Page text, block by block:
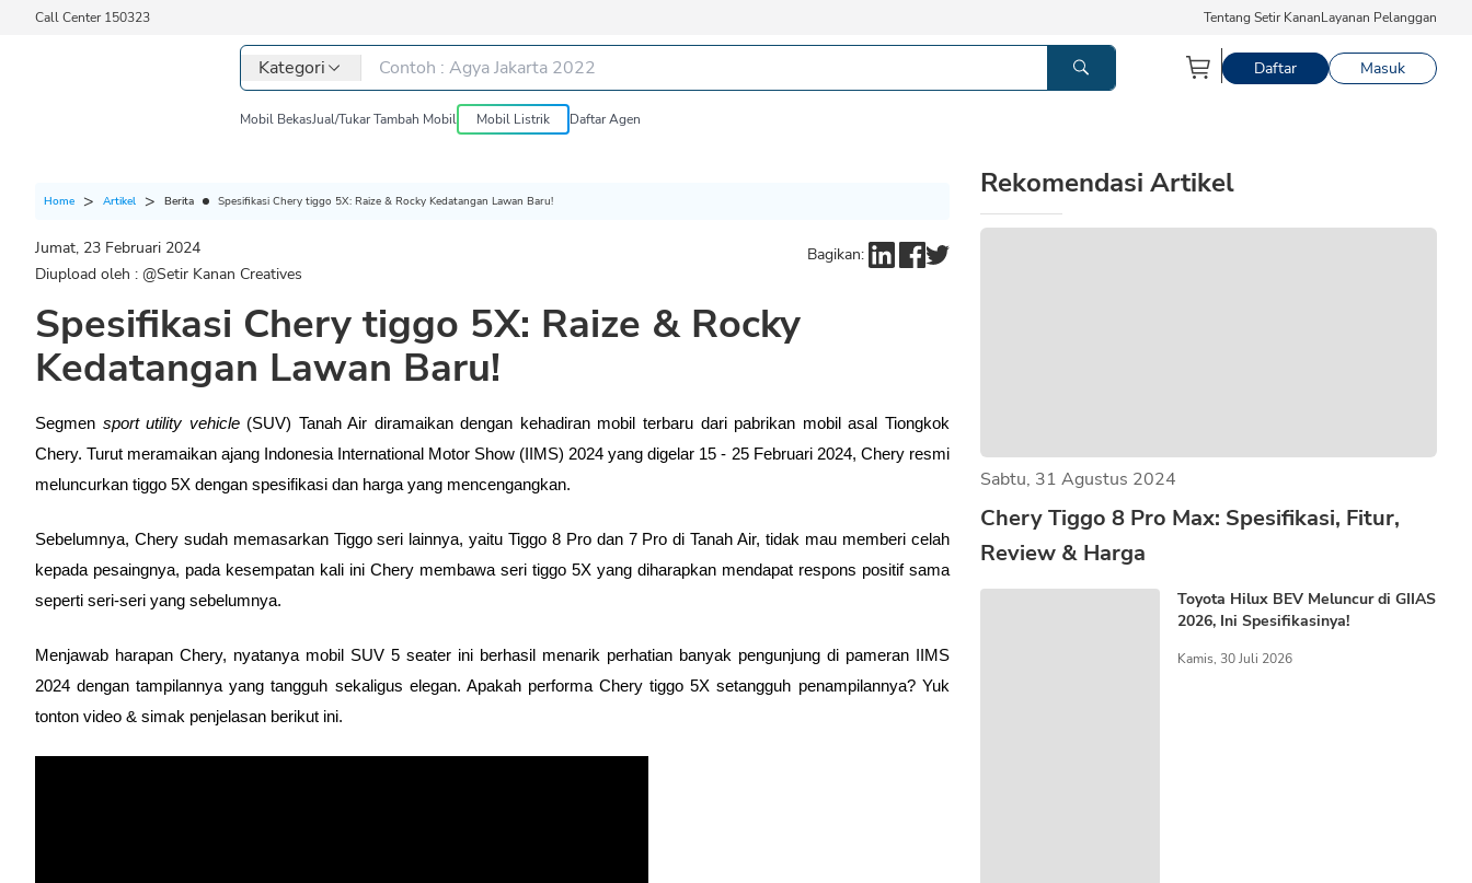
Call Center 150323 Tentang Setir KananLayanan Pelanggan
Kategori Daftar Masuk
Mobil BekasJual/Tukar Tambah Mobil Mobil Listrik Daftar Agen
Home Artikel Berita Spesifikasi Chery tiggo 5X: Raize & Rocky Kedatangan Lawan Baru!
Jumat, 23 Februari 2024
Diupload oleh : @Setir Kanan Creatives
Bagikan:
Spesifikasi Chery tiggo 5X: Raize & Rocky
Kedatangan Lawan Baru!
Segmen sport utility vehicle (SUV) Tanah Air diramaikan dengan kehadiran mobil terbaru dari pabrikan mobil asal Tiongkok
Chery. Turut meramaikan ajang Indonesia International Motor Show (IIMS) 2024 yang digelar 15 - 25 Februari 2024, Chery resmi
meluncurkan tiggo 5X dengan spesifikasi dan harga yang mencengangkan.
Sebelumnya, Chery sudah memasarkan Tiggo seri lainnya, yaitu Tiggo 8 Pro dan 7 Pro di Tanah Air, tidak mau memberi celah
kepada pesaingnya, pada kesempatan kali ini Chery membawa seri tiggo 5X yang diharapkan mendapat respons positif sama
seperti seri-seri yang sebelumnya.
Menjawab harapan Chery, nyatanya mobil SUV 5 seater ini berhasil menarik perhatian banyak pengunjung di pameran IIMS
2024 dengan tampilannya yang tangguh sekaligus elegan. Apakah performa Chery tiggo 5X setangguh penampilannya? Yuk
tonton video & simak penjelasan berikut ini.
Rekomendasi Artikel
Sabtu, 31 Agustus 2024
Chery Tiggo 8 Pro Max: Spesifikasi, Fitur,
Review & Harga
Toyota Hilux BEV Meluncur di GIIAS
2026, Ini Spesifikasinya!
Kamis, 30 Juli 2026